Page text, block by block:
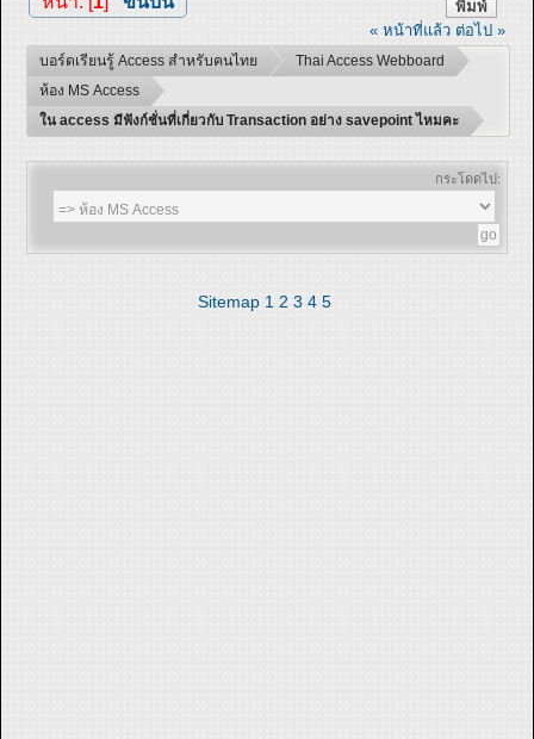
พิมพ์
« หน้าที่แล้ว ต่อไป »
บอร์ดเรียนรู้ Access สำหรับคนไทย
Thai Access Webboard
ห้อง MS Access
ใน access มีฟังก์ชั่นที่เกี่ยวกับ Transaction อย่าง savepoint ไหมคะ
กระโดดไป:
Sitemap 1 2 3 4 5